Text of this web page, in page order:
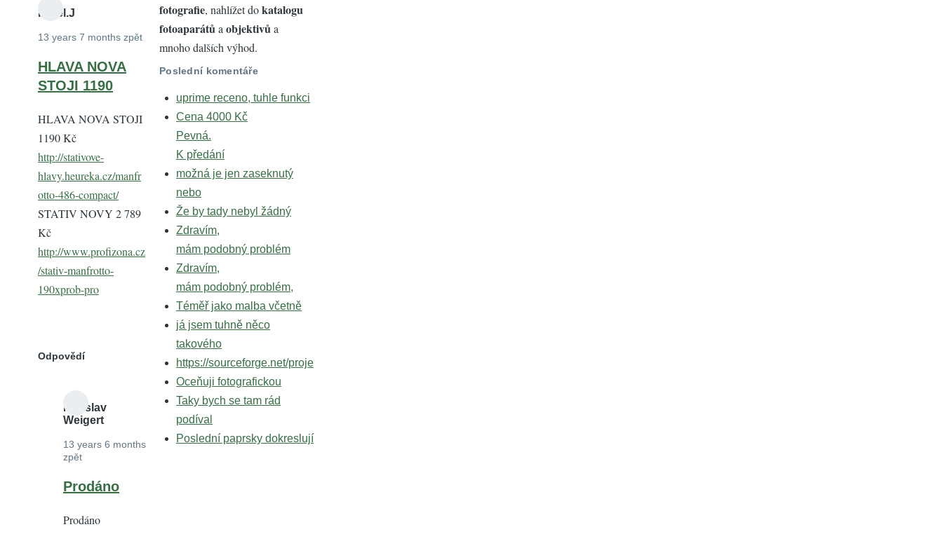
Karel.J
13 years 7 months zpět
HLAVA NOVA
STOJI 1190
HLAVA NOVA STOJI
1190 Kč
http://stativove-
hlavy.heureka.cz/manfr
otto-486-compact/
STATIV NOVY 2 789
Kč
http://www.profizona.cz
/stativ-manfrotto-
190xprob-pro
Odpovědí
Miloslav
Weigert
13 years 6 months
zpět
In
to
Prodáno
Prodáno
fotografie, nahlížet dokatalogu
fotoaparátůa objektivůa
mnoho dalších výhod.
Poslední komentáře
uprime receno, tuhle funkci
Cena 4000 Kč
Pevná.
K předání
možná je jen zaseknutý
nebo
Že by tady nebyl žádný
Zdravím,
mám podobný problém
Zdravím,
mám podobný problém,
Téměř jako malba včetně
já jsem tuhně něco
takového
https://sourceforge.net/proje
Oceňuji fotografickou
Taky bych se tam rád
podíval
Poslední paprsky dokreslují